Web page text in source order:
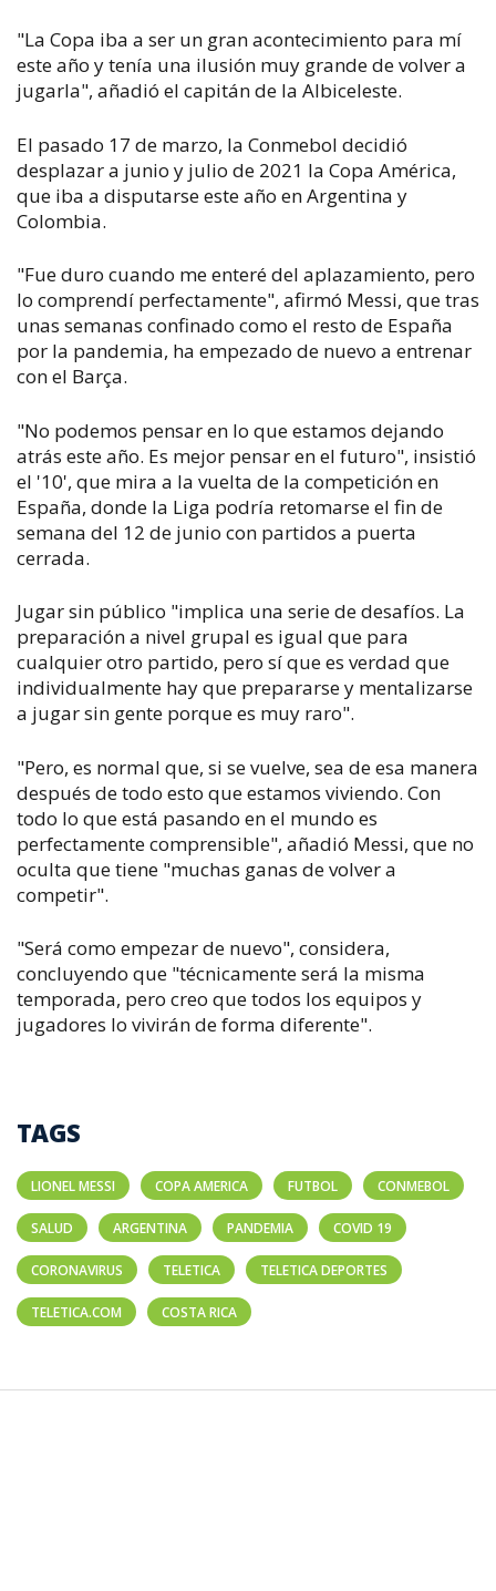
"La Copa iba a ser un gran acontecimiento para mí
este año y tenía una ilusión muy grande de volver a
jugarla", añadió el capitán de la Albiceleste.
El pasado 17 de marzo, la Conmebol decidió
desplazar a junio y julio de 2021 la Copa América,
que iba a disputarse este año en Argentina y
Colombia.
"Fue duro cuando me enteré del aplazamiento, pero
lo comprendí perfectamente", afirmó Messi, que tras
unas semanas confinado como el resto de España
por la pandemia, ha empezado de nuevo a entrenar
con el Barça.
"No podemos pensar en lo que estamos dejando
atrás este año. Es mejor pensar en el futuro", insistió
el '10', que mira a la vuelta de la competición en
España, donde la Liga podría retomarse el fin de
semana del 12 de junio con partidos a puerta
cerrada.
Jugar sin público "implica una serie de desafíos. La
preparación a nivel grupal es igual que para
cualquier otro partido, pero sí que es verdad que
individualmente hay que prepararse y mentalizarse
a jugar sin gente porque es muy raro".
"Pero, es normal que, si se vuelve, sea de esa manera
después de todo esto que estamos viviendo. Con
todo lo que está pasando en el mundo es
perfectamente comprensible", añadió Messi, que no
oculta que tiene "muchas ganas de volver a
competir".
"Será como empezar de nuevo", considera,
concluyendo que "técnicamente será la misma
temporada, pero creo que todos los equipos y
jugadores lo vivirán de forma diferente".
TAGS
LIONEL MESSI COPA AMERICA FUTBOL CONMEBOL
SALUD ARGENTINA PANDEMIA COVID 19
CORONAVIRUS TELETICA TELETICA DEPORTES
TELETICA.COM COSTA RICA